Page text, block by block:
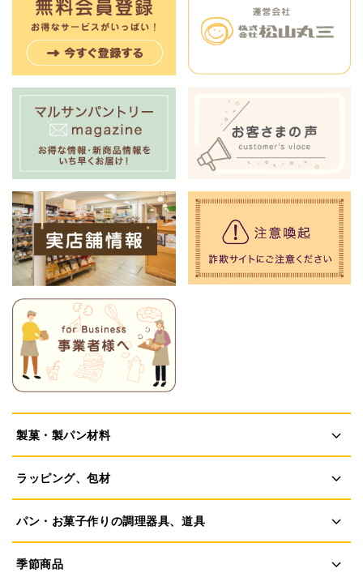
製菓・製パン材料
ラッピング、包材
パン・お菓子作りの調理器具、道具
季節商品